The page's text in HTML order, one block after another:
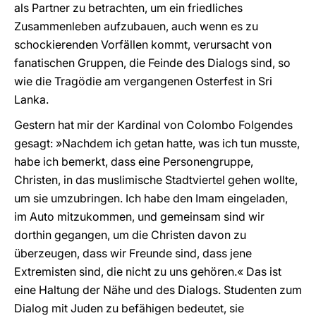
als Partner zu betrachten, um ein friedliches
Zusammenleben aufzubauen, auch wenn es zu
schockierenden Vorfällen kommt, verursacht von
fanatischen Gruppen, die Feinde des Dialogs sind, so
wie die Tragödie am vergangenen Osterfest in Sri
Lanka.
Gestern hat mir der Kardinal von Colombo Folgendes
gesagt: »Nachdem ich getan hatte, was ich tun musste,
habe ich bemerkt, dass eine Personengruppe,
Christen, in das muslimische Stadtviertel gehen wollte,
um sie umzubringen. Ich habe den Imam eingeladen,
im Auto mitzukommen, und gemeinsam sind wir
dorthin gegangen, um die Christen davon zu
überzeugen, dass wir Freunde sind, dass jene
Extremisten sind, die nicht zu uns gehören.« Das ist
eine Haltung der Nähe und des Dialogs. Studenten zum
Dialog mit Juden zu befähigen bedeutet, sie